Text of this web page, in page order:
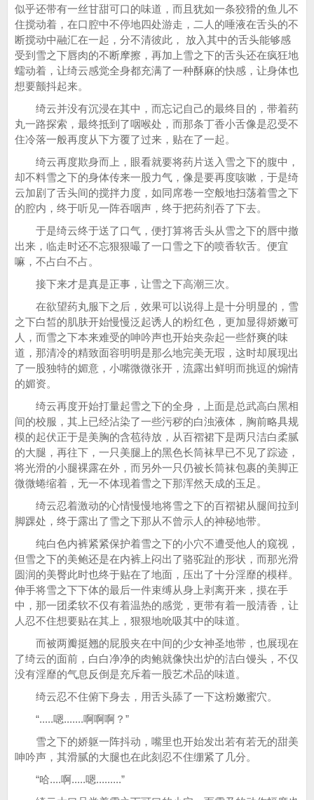
似乎还带有一丝甘甜可口的味道，而且犹如一条狡猾的鱼儿不
住搅动着，在口腔中不停地四处游走，二人的唾液在舌头的不
断搅动中融汇在一起，分不清彼此， 放入其中的舌头能够感
受到雪之下唇肉的不断摩擦，再加上雪之下的舌头还在疯狂地
蠕动着，让绮云感觉全身都充满了一种酥麻的快感，让身体也
想要颤抖起来。
绮云并没有沉浸在其中，而忘记自己的最终目的，带着药
丸一路探索，最终抵到了咽喉处，而那条丁香小舌像是忍受不
住冷落一般再度从下方覆了过来，贴在了一起。
绮云再度欺身而上，眼看就要将药片送入雪之下的腹中，
却不料雪之下的身体传来一股力气，像是要再度咳嗽，于是绮
云加剧了舌头间的搅拌力度，如同席卷一空般地扫荡着雪之下
的腔内，终于听见一阵吞咽声，终于把药剂吞了下去。
于是绮云终于送了口气，便打算将舌头从雪之下的唇中撤
出来，临走时还不忘狠狠嘬了一口雪之下的喷香软舌。便宜
嘛，不占白不占。
接下来才是真是正事，让雪之下高潮三次。
在欲望药丸服下之后，效果可以说得上是十分明显的，雪
之下白皙的肌肤开始慢慢泛起诱人的粉红色，更加显得娇嫩可
人，而雪之下本来难受的呻吟声也开始夹杂起一些舒爽的味
道，那清冷的精致面容明明是那么地完美无瑕，这时却展现出
了一股独特的媚意，小嘴微微张开，流露出鲜明而挑逗的煽情
的媚资。
绮云再度开始打量起雪之下的全身，上面是总武高白黑相
间的校服，其上已经沾染了一些污秽的白浊液体，胸前略具规
模的起伏正于是美胸的含苞待放，从百褶裙下是两只洁白柔腻
的大腿，再往下，一只美腿上的黑色长筒袜早已不见了踪迹，
将光滑的小腿裸露在外，而另外一只仍被长筒袜包裹的美脚正
微微蜷缩着，无一不体现着雪之下那浑然天成的玉足。
绮云忍着激动的心情慢慢地将雪之下的百褶裙从腿间拉到
脚踝处，终于露出了雪之下那从不曾示人的神秘地带。
纯白色内裤紧紧保护着雪之下的小穴不遭受他人的窥视，
但雪之下的美鲍还是在内裤上闷出了骆驼趾的形状，而那光滑
圆润的美臀此时也终于贴在了地面，压出了十分淫靡的模样。
伸手将雪之下下体的最后一件束缚从身上剥离开来，摸在手
中，那一团柔软不仅有着温热的感觉，更带有着一股清香，让
人忍不住想要贴在其上，狠狠地吮吸其中的味道。
而被两瓣挺翘的屁股夹在中间的少女神圣地带，也展现在
了绮云的面前，白白净净的肉鲍就像快出炉的洁白馒头，不仅
没有淫靡的气息反倒是充斥着一股艺术品的味道。
绮云忍不住俯下身去，用舌头舔了一下这粉嫩蜜穴。
“.....嗯.......啊啊啊？”
雪之下的娇躯一阵抖动，嘴里也开始发出若有若无的甜美
呻吟声，其滑腻的大腿也在此刻忍不住绷紧了几分。
“哈....啊.....嗯.........”